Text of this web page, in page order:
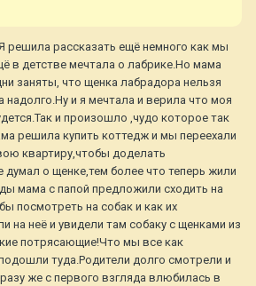
решила рассказать ещё немного как мы
в детстве мечтала о лабрике.Но мама
заняты, что щенка лабрадора нельзя
надолго.Ну и я мечтала и верила что моя
и произошло ,чудо которое так
решила купить коттедж и мы переехали
квартиру,чтобы доделать
думал о щенке,тем более что теперь жили
мама с папой предложили сходить на
посмотреть на собак и как их
неё и увидели там собаку с щенками из
потрясающие!Что мы все как
туда.Родители долго смотрели и
же с первого взгляда влюбилась в